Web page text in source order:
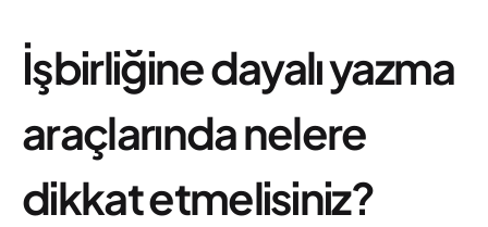
İşbirliğine dayalı yazma
araçlarında nelere
dikkat etmelisiniz?